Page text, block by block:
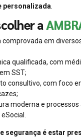
personalizada
a
comprovada em
qualificada, com
SST;
consultivo, com foco
moderna e processos
segurança é estar